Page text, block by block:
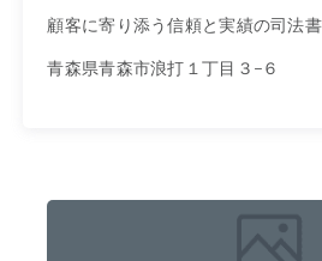
顧客に寄り添う信頼と実績の司法書
青森県青森市浪打１丁目３−６